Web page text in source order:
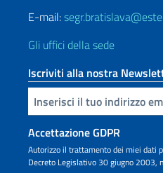
E-mail:
Gli uffici della sede
Iscriviti alla nostra
Inserisci la tua email
Accettazione GDPR
Autorizzo il trattamento dei miei dati
Decreto Legislativo 30 giugno 2003,